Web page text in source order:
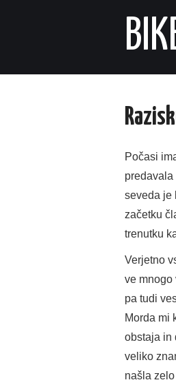
Počasi
seveda je
začetku
trenutku
Verjetno
ve mnogo
pa tudi
Morda mi
obstaja in
veliko
našla